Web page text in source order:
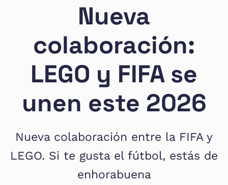
amantes
Nueva
colaboración:
LEGO y FIFA se
unen este 2026
Nueva colaboración entre la FIFA y
LEGO. Si te gusta el fútbol, estás de
enhorabuena